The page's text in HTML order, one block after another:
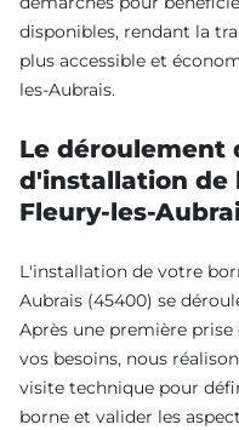
disponibles, rendant la
plus accessible et
les-Aubrais.
Le déroulement
d'installation de
Fleury-les-
L'installation de votre
Aubrais (45400) se
Après une première
vos besoins, nous
visite technique pour
borne et valider les